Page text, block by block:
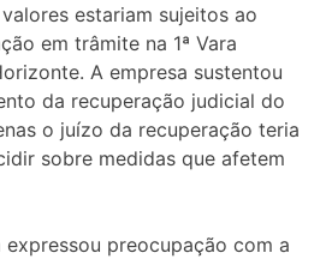
estariam sujeitos ao
em trâmite na 1ª Vara
A empresa sustentou
da recuperação judicial do
o juízo da recuperação teria
sobre medidas que afetem
preocupação com a